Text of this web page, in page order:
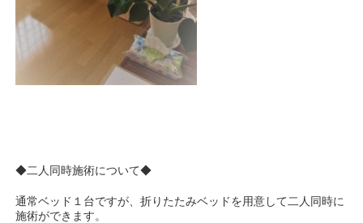
◆二人同時施術について◆
通常ベッド１台ですが、折りたたみベッドを用意して二人同時に
施術ができます。